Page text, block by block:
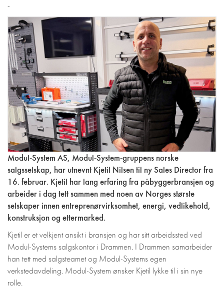
-
Modul-System AS, Modul-System-gruppens norske
salgsselskap, har utnevnt Kjetil Nilsen til ny Sales Director fra
16. februar. Kjetil har lang erfaring fra påbyggerbransjen og
arbeider i dag tett sammen med noen av Norges største
selskaper innen entreprenørvirksomhet, energi, vedlikehold,
konstruksjon og ettermarked.
Kjetil er et velkjent ansikt i bransjen og har sitt arbeidssted ved
Modul-Systems salgskontor i Drammen. I Drammen samarbeider
han tett med salgsteamet og Modul-Systems egen
verkstedavdeling. Modul-System ønsker Kjetil lykke til i sin nye
rolle.